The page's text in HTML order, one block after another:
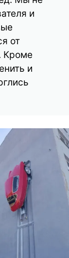
и
от
Кроме
и